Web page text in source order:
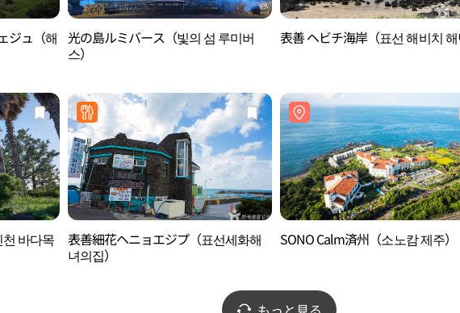
ジュ（해 光の島ルミバース（빛의 섬 루미버
스）
表善 ヘビチ海岸（표선 해비치 해
바다목
表善細花ヘニョエジプ（표선세화해
녀의집）
SONO Calm済州（소노캄 제주）